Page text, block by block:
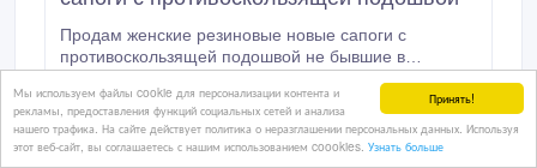
Принять!
Мы используем файлы cookie для персонализации контента и
рекламы, предоставления функций социальных сетей и анализа
нашего трафика. На сайте действует политика о неразглашении персональных данных. Используя
этот веб-сайт, вы соглашаетесь с нашим использованием coookies. Узнать больше
Продам женские резиновые новые сапоги с
противоскользящей подошвой не бывшие в
Про-во Россия.
06/06/2026 06:42
Одежда, обувь
Казахстан, Усть-Каменогорск